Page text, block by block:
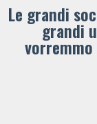
Le grandi
grandi